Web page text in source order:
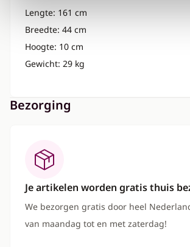
Lengte: 161 cm
Breedte: 44 cm
Hoogte: 10 cm
Gewicht: 29 kg
Bezorging
Je artikelen worden gratis thuis
We bezorgen gratis door heel
van maandag tot en met zaterdag!